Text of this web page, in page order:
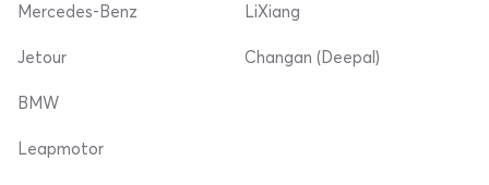
Mercedes-Benz
Jetour
LiXiang
Changan (Deepal)
BMW
Leapmotor